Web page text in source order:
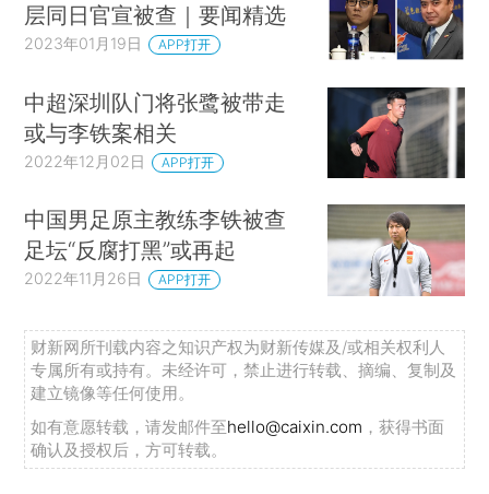
层同日官宣被查｜要闻精选
2023年01月19日 APP打开
中超深圳队门将张鹭被带走
或与李铁案相关
2022年12月02日 APP打开
中国男足原主教练李铁被查
足坛“反腐打黑”或再起
2022年11月26日 APP打开
财新网所刊载内容之知识产权为财新传媒及/或相关权利人
专属所有或持有。未经许可，禁止进行转载、摘编、复制及
建立镜像等任何使用。
如有意愿转载，请发邮件至hello@caixin.com ，获得书面
确认及授权后，方可转载。